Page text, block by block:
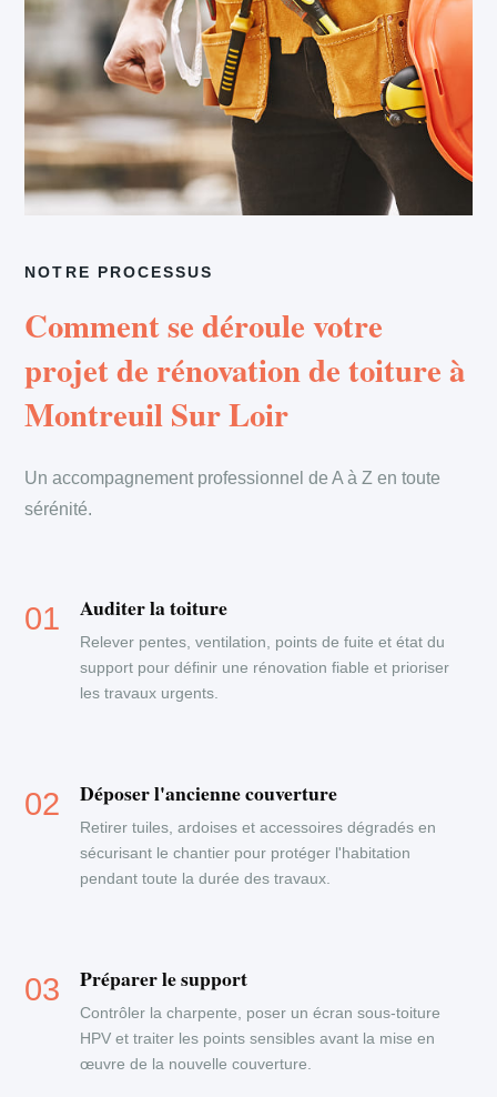
NOTRE PROCESSUS
Comment se déroule votre
projet de rénovation de toiture à
Montreuil Sur Loir
Un accompagnement professionnel de A à Z en toute
sérénité.
Auditer la toiture
Relever pentes, ventilation, points de fuite et état du
support pour définir une rénovation fiable et prioriser
les travaux urgents.
Déposer l'ancienne couverture
Retirer tuiles, ardoises et accessoires dégradés en
sécurisant le chantier pour protéger l'habitation
pendant toute la durée des travaux.
Préparer le support
Contrôler la charpente, poser un écran sous-toiture
HPV et traiter les points sensibles avant la mise en
œuvre de la nouvelle couverture.